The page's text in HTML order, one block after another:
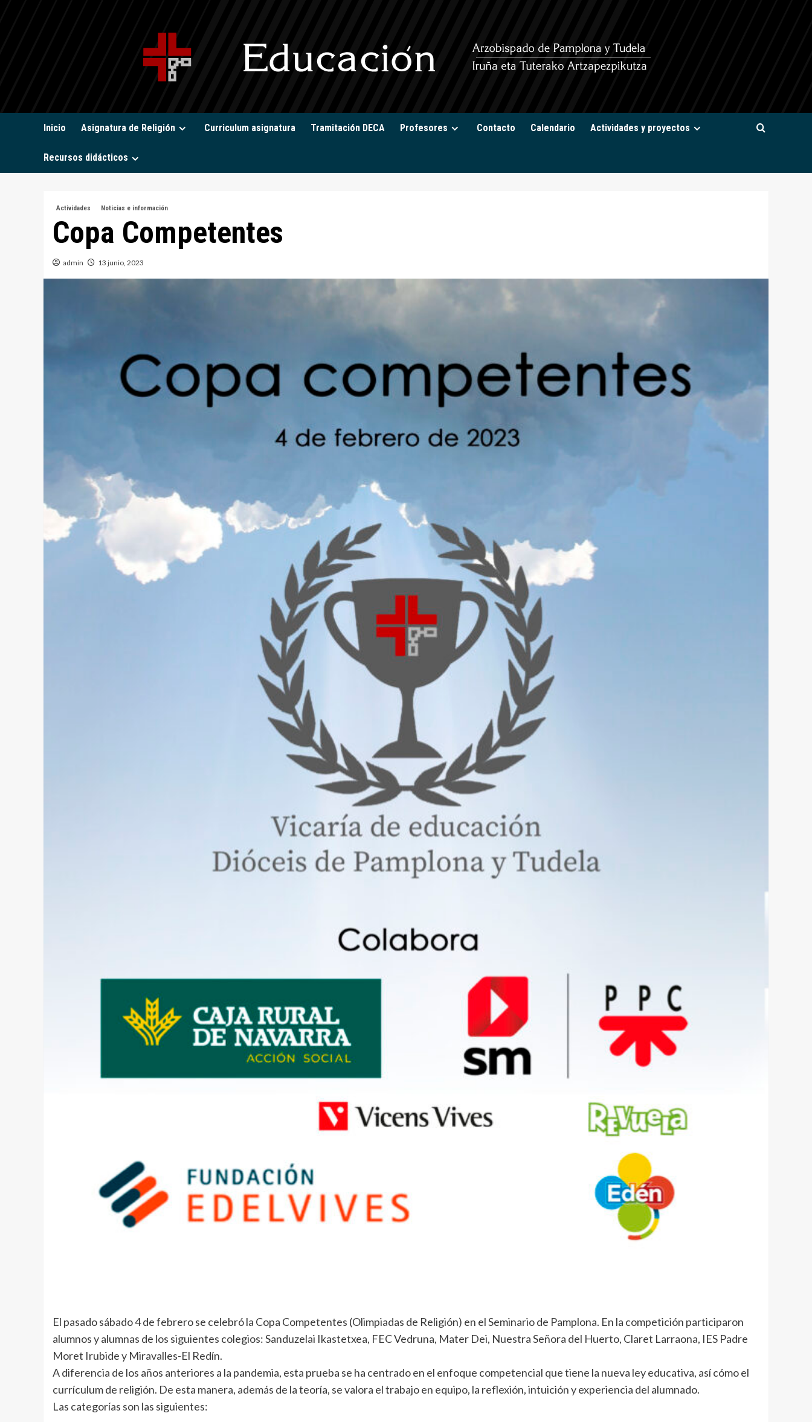
Inicio Asignatura de Religión Curriculum asignatura Tramitación DECA Profesores Contacto Calendario Actividades y proyectos
Recursos didácticos
Actividades Noticias e información
Copa Competentes
admin 13 junio, 2023
El pasado sábado 4 de febrero se celebró la Copa Competentes (Olimpiadas de Religión) en el Seminario de Pamplona. En la competición participaron
alumnos y alumnas de los siguientes colegios: Sanduzelai Ikastetxea, FEC Vedruna, Mater Dei, Nuestra Señora del Huerto, Claret Larraona, IES Padre
Moret Irubide y Miravalles-El Redín.
A diferencia de los años anteriores a la pandemia, esta prueba se ha centrado en el enfoque competencial que tiene la nueva ley educativa, así cómo el
currículum de religión. De esta manera, además de la teoría, se valora el trabajo en equipo, la reflexión, intuición y experiencia del alumnado.
Las categorías son las siguientes: